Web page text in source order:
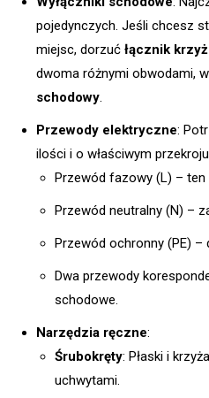
pojedynczych. Jeśli chcesz
miejsc, dorzuć łącznik
dwoma różnymi obwodami,
schodowy.
Przewody elektryczne:
ilości i o właściwym
Przewód fazowy (L) –
Przewód neutralny (N) –
Przewód ochronny (PE) –
Dwa przewody
schodowe.
Narzędzia ręczne:
Śrubokręty: Płaski i
uchwytami.